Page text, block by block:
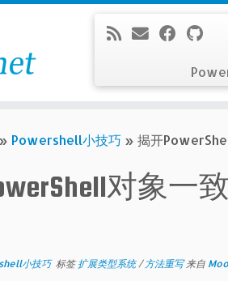
» Powershell小技巧 » 揭开
对象一
小技巧 标签扩展类型系统/ 方法重写来自